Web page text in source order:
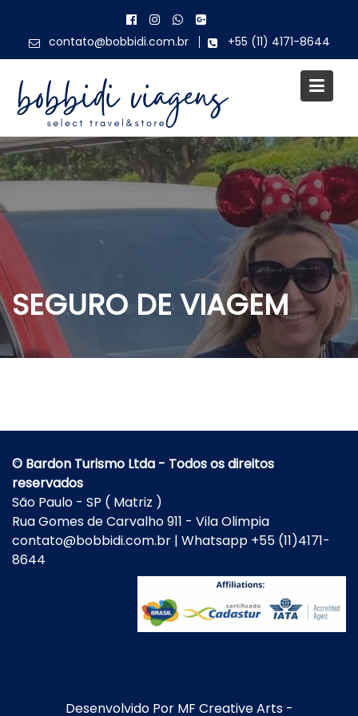
content contato@bobbidi.com.br +55 (11) 4171-8644
SEGURO DE VIAGEM
© Bardon Turismo Ltda - Todos os direitos
reservados
São Paulo - SP ( Matriz )
Rua Gomes de Carvalho 911 - Vila Olimpia
contato@bobbidi.com.br | Whatsapp +55 (11)4171-
8644
Desenvolvido Por MF Creative Arts-